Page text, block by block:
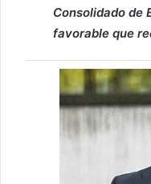
Consolidado de
favorable que